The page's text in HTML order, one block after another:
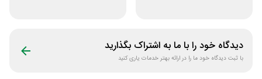
دیدگاه خود را با ما به اشتراک بگذارید
با ثبت دیدگاه خود ما را در ارائه بهتر خدمات یاری کنید